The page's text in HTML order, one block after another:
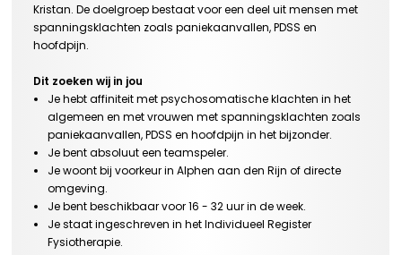
Kristan. De doelgroepbestaat voor een deel uitmensen met
spanningsklachten zoals paniekaanvallen, PDSS en
hoofdpijn.
Dit zoeken wij in jou
Je hebt affiniteit met psychosomatische klachten in het
algemeen en met vrouwenmetspanningsklachten zoals
paniekaanvallen, PDSS en hoofdpijn in het bijzonder.
Je bent absoluut een teamspeler.
Je woont bij voorkeur inAlphen aan den Rijn of directe
omgeving.
Je bent beschikbaar voor16 - 32 uurin de week.
Je staat ingeschreven in hetIndividueel Register
Fysiotherapie.